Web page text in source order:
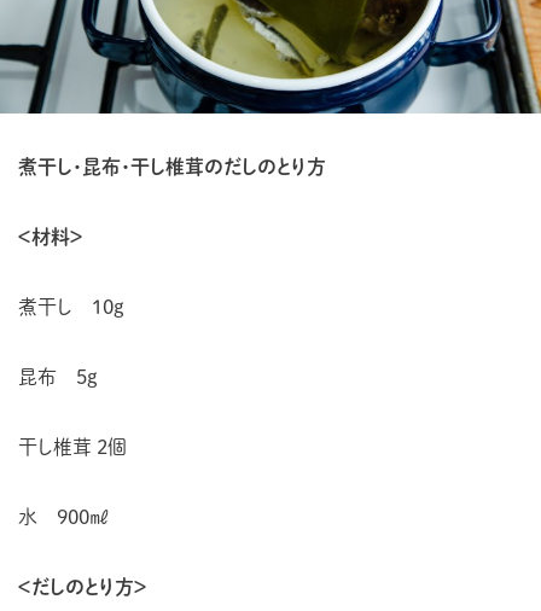
煮干し・昆布・干し椎茸のだしのとり方
＜材料＞
煮干し 10g
昆布 5g
干し椎茸 2個
水 900㎖
＜だしのとり方＞